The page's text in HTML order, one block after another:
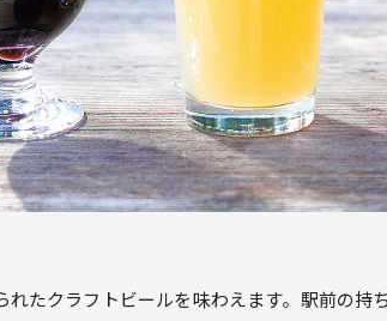
たクラフトビールを味わえます。駅前の